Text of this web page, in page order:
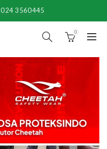
024 3560445
0